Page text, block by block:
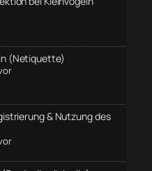
(Netiquette)
& Nutzung des